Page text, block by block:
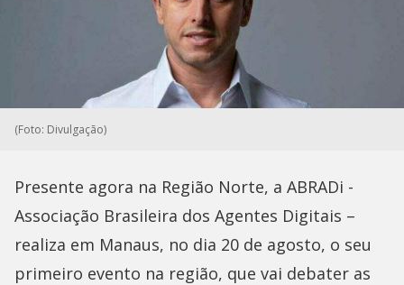
(Foto: Divulgação)
Presente agora na Região Norte, a ABRADi -
Associação Brasileira dos Agentes Digitais –
realiza em Manaus, no dia 20 de agosto, o seu
primeiro evento na região, que vai debater as